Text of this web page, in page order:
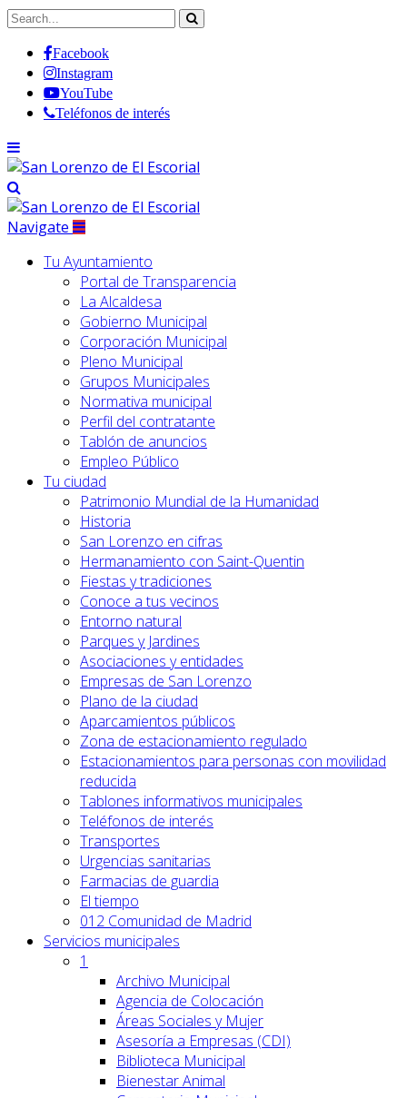
Facebook
Instagram
YouTube
Teléfonos de interés
Navigate
Tu Ayuntamiento
Portal de Transparencia
La Alcaldesa
Gobierno Municipal
Corporación Municipal
Pleno Municipal
Grupos Municipales
Normativa municipal
Perfil del contratante
Tablón de anuncios
Empleo Público
Tu ciudad
Patrimonio Mundial de la Humanidad
Historia
San Lorenzo en cifras
Hermanamiento con Saint-Quentin
Fiestas y tradiciones
Conoce a tus vecinos
Entorno natural
Parques y Jardines
Asociaciones y entidades
Empresas de San Lorenzo
Plano de la ciudad
Aparcamientos públicos
Zona de estacionamiento regulado
Estacionamientos para personas con movilidad
reducida
Tablones informativos municipales
Teléfonos de interés
Transportes
Urgencias sanitarias
Farmacias de guardia
El tiempo
012 Comunidad de Madrid
Servicios municipales
1
Archivo Municipal
Agencia de Colocación
Áreas Sociales y Mujer
Asesoría a Empresas (CDI)
Biblioteca Municipal
Bienestar Animal